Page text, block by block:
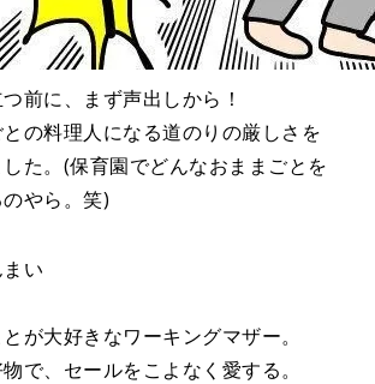
前に、まず声出しから！
の料理人になる道のりの厳しさを
た。(保育園でどんなおままごとを
やら。笑)
い
が大好きなワーキングマザー。
で、セールをこよなく愛する。